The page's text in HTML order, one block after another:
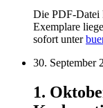
Die PDF-Datei
Exemplare
sofort unter
30. September
1.